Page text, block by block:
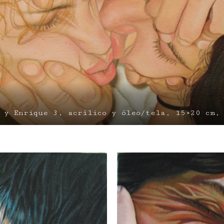
y Enrique 3, acrílico y óleo/tela, 15×20 cm,